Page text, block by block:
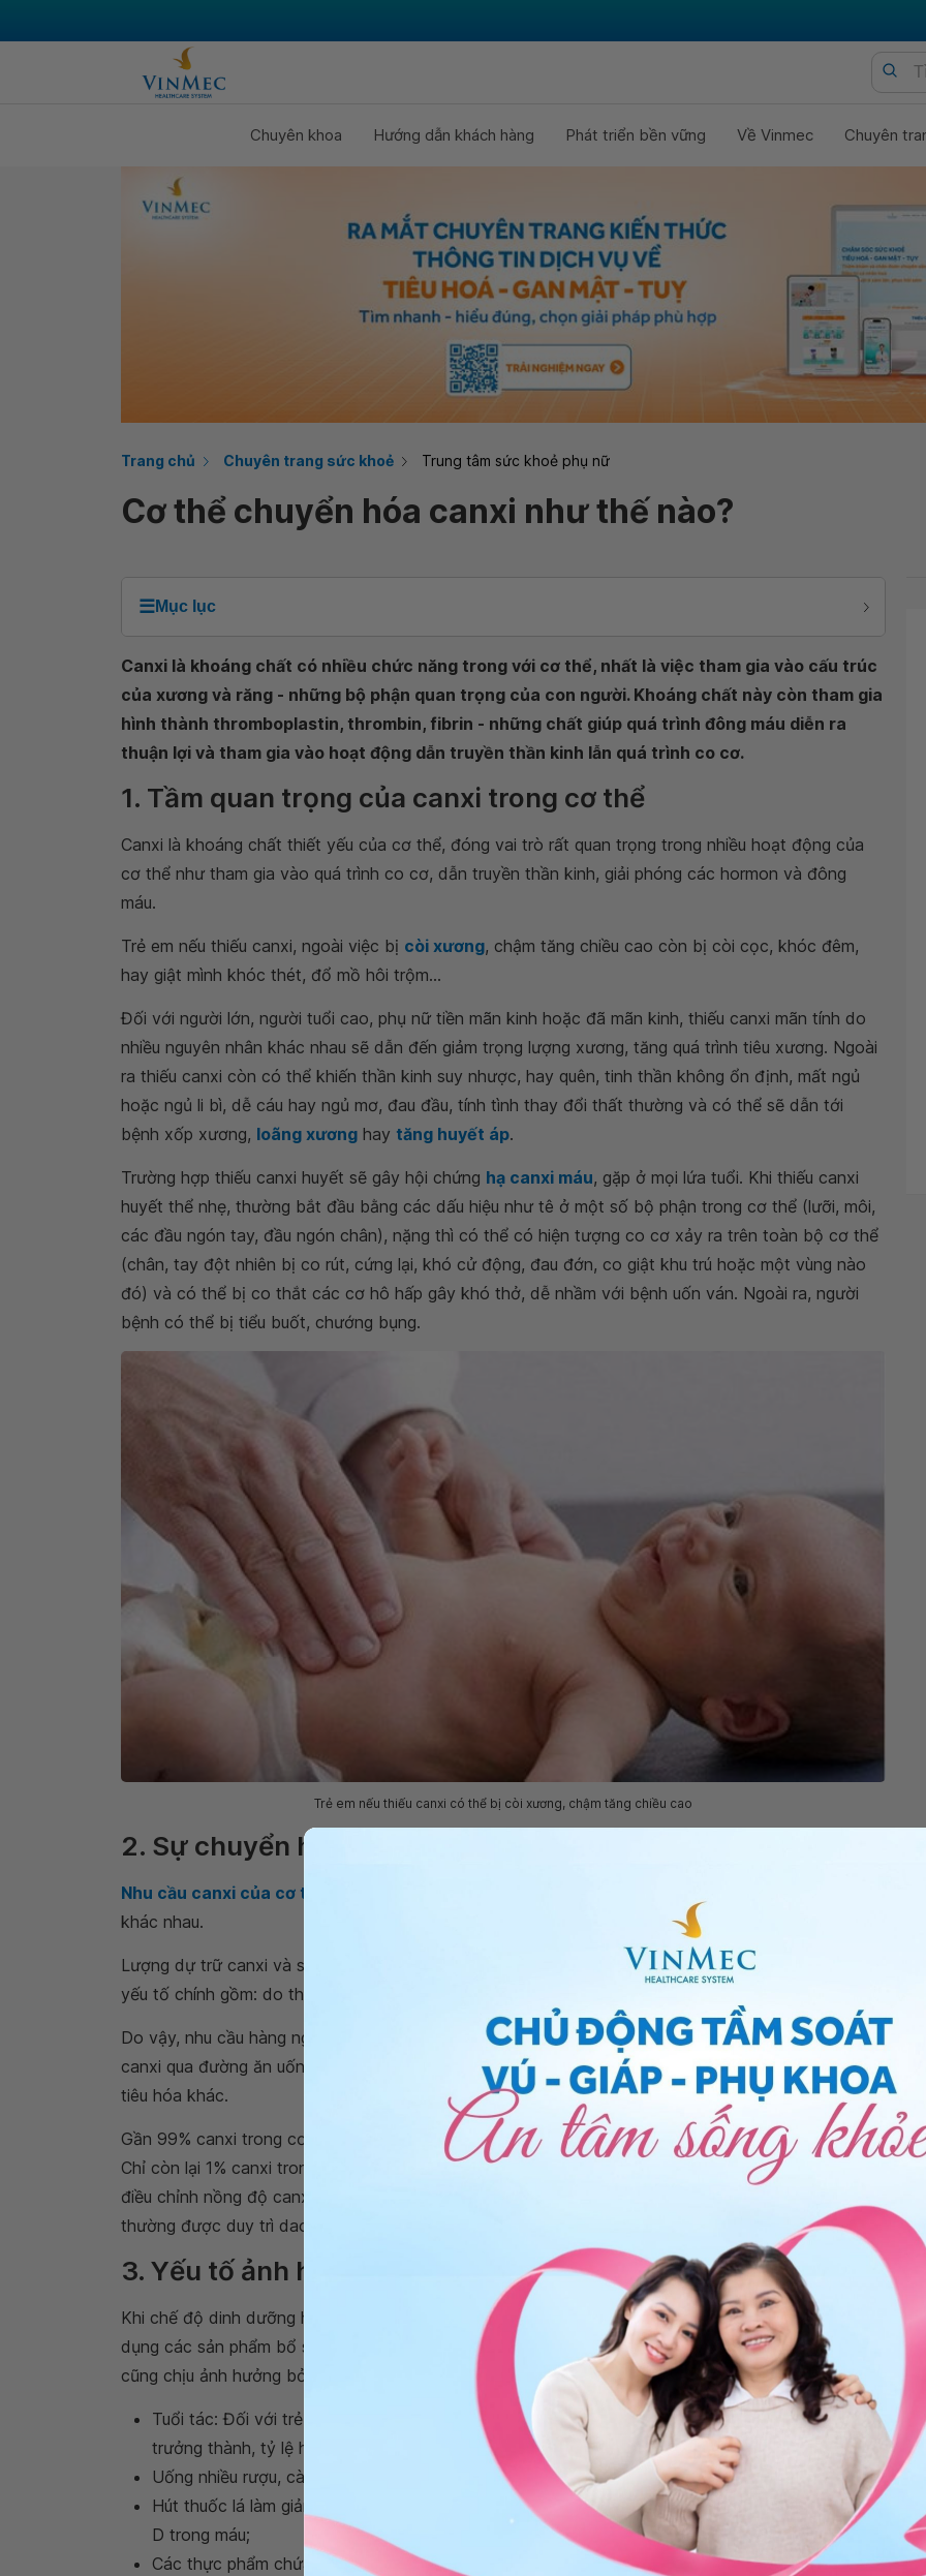
Chuyên khoa Hướng dẫn khách hàng Phát triển bền vững Về Vinmec Chuyên
Trang chủ Chuyên trang sức khoẻ Trung tâm sức khoẻ phụ nữ
Cơ thể chuyển hóa canxi như thế nào?
☰Mục lục
Canxi là khoáng chất có nhiều chức năng trong với cơ thể, nhất là việc tham gia vào cấu trúc
của xương và răng - những bộ phận quan trọng của con người. Khoáng chất này còn tham gia
hình thành thromboplastin, thrombin, fibrin - những chất giúp quá trình đông máu diễn ra
thuận lợi và tham gia vào hoạt động dẫn truyền thần kinh lẫn quá trình co cơ.
1. Tầm quan trọng của canxi trong cơ thể
Canxi là khoáng chất thiết yếu của cơ thể, đóng vai trò rất quan trọng trong nhiều hoạt động của
cơ thể như tham gia vào quá trình co cơ, dẫn truyền thần kinh, giải phóng các hormon và đông
máu.
Trẻ em nếu thiếu canxi, ngoài việc bị còi xương, chậm tăng chiều cao còn bị còi cọc, khóc đêm,
hay giật mình khóc thét, đổ mồ hôi trộm...
Đối với người lớn, người tuổi cao, phụ nữ tiền mãn kinh hoặc đã mãn kinh, thiếu canxi mãn tính do
nhiều nguyên nhân khác nhau sẽ dẫn đến giảm trọng lượng xương, tăng quá trình tiêu xương. Ngoài
ra thiếu canxi còn có thể khiến thần kinh suy nhược, hay quên, tinh thần không ổn định, mất ngủ
hoặc ngủ li bì, dễ cáu hay ngủ mơ, đau đầu, tính tình thay đổi thất thường và có thể sẽ dẫn tới
bệnh xốp xương, loãng xương hay tăng huyết áp.
Trường hợp thiếu canxi huyết sẽ gây hội chứng hạ canxi máu, gặp ở mọi lứa tuổi. Khi thiếu canxi
huyết thể nhẹ, thường bắt đầu bằng các dấu hiệu như tê ở một số bộ phận trong cơ thể (lưỡi, môi,
các đầu ngón tay, đầu ngón chân), nặng thì có thể có hiện tượng co cơ xảy ra trên toàn bộ cơ thể
(chân, tay đột nhiên bị co rút, cứng lại, khó cử động, đau đớn, co giật khu trú hoặc một vùng nào
đó) và có thể bị co thắt các cơ hô hấp gây khó thở, dễ nhầm với bệnh uốn ván. Ngoài ra, người
bệnh có thể bị tiểu buốt, chướng bụng.
Trẻ em nếu thiếu canxi có thể bị còi xương, chậm tăng chiều cao
2. Sự chuyển hóa canxi của cơ thể
Nhu cầu canxi của cơ thể
khác nhau.
Lượng dự trữ canxi và sự
được duy trì ổn định phụ thuộc vào 3
yếu tố chính gồm: do thức ăn, nước uống đưa vào; hấp thu canxi từ ruột; đào thải qua thận.
Do vậy, nhu cầu hàng ngày với một chế độ ăn đầy đủ phải bảo đảm cung cấp khoảng 1.000mg
canxi qua đường ăn uống thì có khoảng 200mg canxi sẽ bị đào thải qua đường mật hoặc các dịch
tiêu hóa khác.
Gần 99% canxi trong cơ thể tập trung ở trong xương, chủ yếu dưới dạng tinh thể Hydroxyapatite.
Chỉ còn lại 1% canxi trong xương là tự do trao đổi với dịch ngoài tế bào, do đó luôn sẵn sàng để
điều chỉnh nồng độ canxi trong máu ổn định. Nồng độ canxi toàn phần bình thường trong máu
thường được duy trì dao động từ 8,8 đến 10,4 mg/dl (2,20 - 2,60mmol/l).
3. Yếu tố ảnh hưởng đến sự hấp thu canxi của cơ thể
Khi chế độ dinh dưỡng hàng ngày không cung cấp đủ lượng canxi cần thiết thì chúng ta có thể sử
dụng các sản phẩm bổ sung canxi. Tuy nhiên, việc
hấp thụ canxitừ các sản phẩm bổ sung này
cũng chịu ảnh hưởng bởi nhiều yếu tố như sau:
Tuổi tác: Đối với trẻ sơ sinh và trẻ nhỏ, hàm lượng canxi có thể hấp thu lên đến 60%. Ở tuổi
trưởng thành, tỷ lệ hấp thu canxi sẽ giảm từ 15-20%;
Uống nhiều rượu, cà phê, nước trà sẽ làm giảm hấp thu canxi;
Hút thuốc lá làm giảm hấp thu lượng canxi và chuyển hóa vitamin D, làm giảm nồng độ vitamin
D trong máu;
Các thực phẩm chứa acid phytic như: các loại đậu, ngũ cốc, khoai tây, dâu tây, bông cải